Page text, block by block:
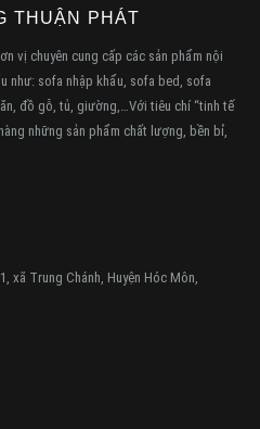
THUẬN PHÁT
vị chuyên cung cấp các sản phẩm nội
như: sofa nhập khẩu, sofa bed, sofa
đồ gỗ, tủ, giường,…Với tiêu chí “tinh tế
những sản phẩm chất lượng, bền bỉ,
xã Trung Chánh, Huyện Hóc Môn,